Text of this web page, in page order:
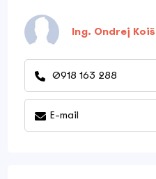
Ing. Ondrej Koiš
0918 163 288
E-mail